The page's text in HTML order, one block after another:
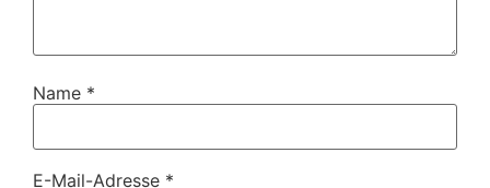
Name *
E-Mail-Adresse *